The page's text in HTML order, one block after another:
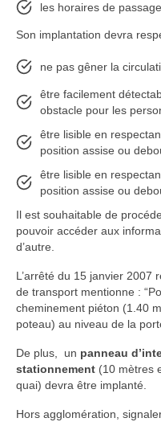
les horaires de passage.
Son implantation devra
ne pas gêner la
être facilement
obstacle pour les
être lisible en
position assise ou
être lisible en
position assise ou
Il est souhaitable de
pouvoir accéder aux
d’autre.
L’arrêté du 15 janvier 2007
de transport mentionne :
cheminement piéton (1.40
poteau) au niveau de la
De plus, un panneau
stationnement (10 mètres
quai) devra être implanté.
Hors agglomération,